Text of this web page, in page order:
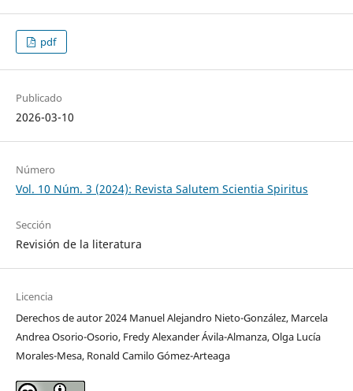
pdf
Publicado
2026-03-10
Número
Vol. 10 Núm. 3 (2024): Revista Salutem Scientia Spiritus
Sección
Revisión de la literatura
Licencia
Derechos de autor 2024 Manuel Alejandro Nieto-González, Marcela
Andrea Osorio-Osorio, Fredy Alexander Ávila-Almanza, Olga Lucía
Morales-Mesa, Ronald Camilo Gómez-Arteaga